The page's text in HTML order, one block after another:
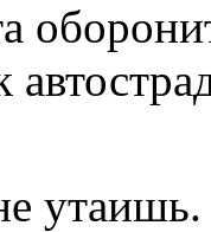
утаишь.